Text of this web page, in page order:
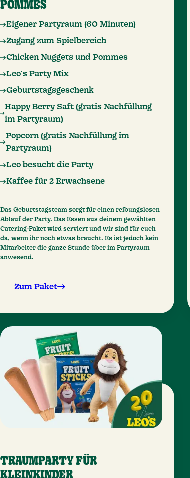
POMMES
Eigener Partyraum (60 Minuten)
Zugang zum Spielbereich
Chicken Nuggets und Pommes
Leo´s Party Mix
Geburtstagsgeschenk
Happy Berry Saft (gratis Nachfüllung
im Partyraum)
Popcorn (gratis Nachfüllung im
Partyraum)
Leo besucht die Party
Kaffee für 2 Erwachsene
Das Geburtstagsteam sorgt für einen reibungslosen
Ablauf der Party. Das Essen aus deinem gewählten
Catering-Paket wird serviert und wir sind für euch
da, wenn ihr noch etwas braucht. Es ist jedoch kein
Mitarbeiter die ganze Stunde über im Partyraum
anwesend.
Zum Paket
TRAUMPARTY FÜR